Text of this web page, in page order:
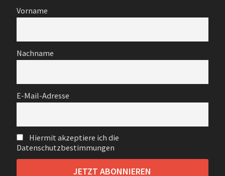
Vorname
Nachname
E-Mail-Adresse
Hiermit akzeptiere ich die
Datenschutzbestimmungen